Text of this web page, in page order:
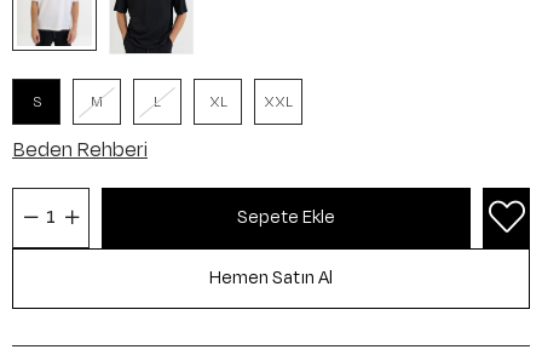
S M L XL XXL
Beden Rehberi